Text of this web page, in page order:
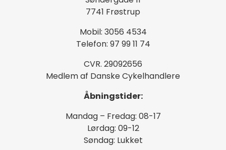
7741 Frøstrup
Mobil: 3056 4534
Telefon: 97 99 11 74
CVR. 29092656
Medlem af Danske Cykelhandlere
Åbningstider:
Mandag – Fredag: 08-17
Lørdag: 09-12
Søndag: Lukket